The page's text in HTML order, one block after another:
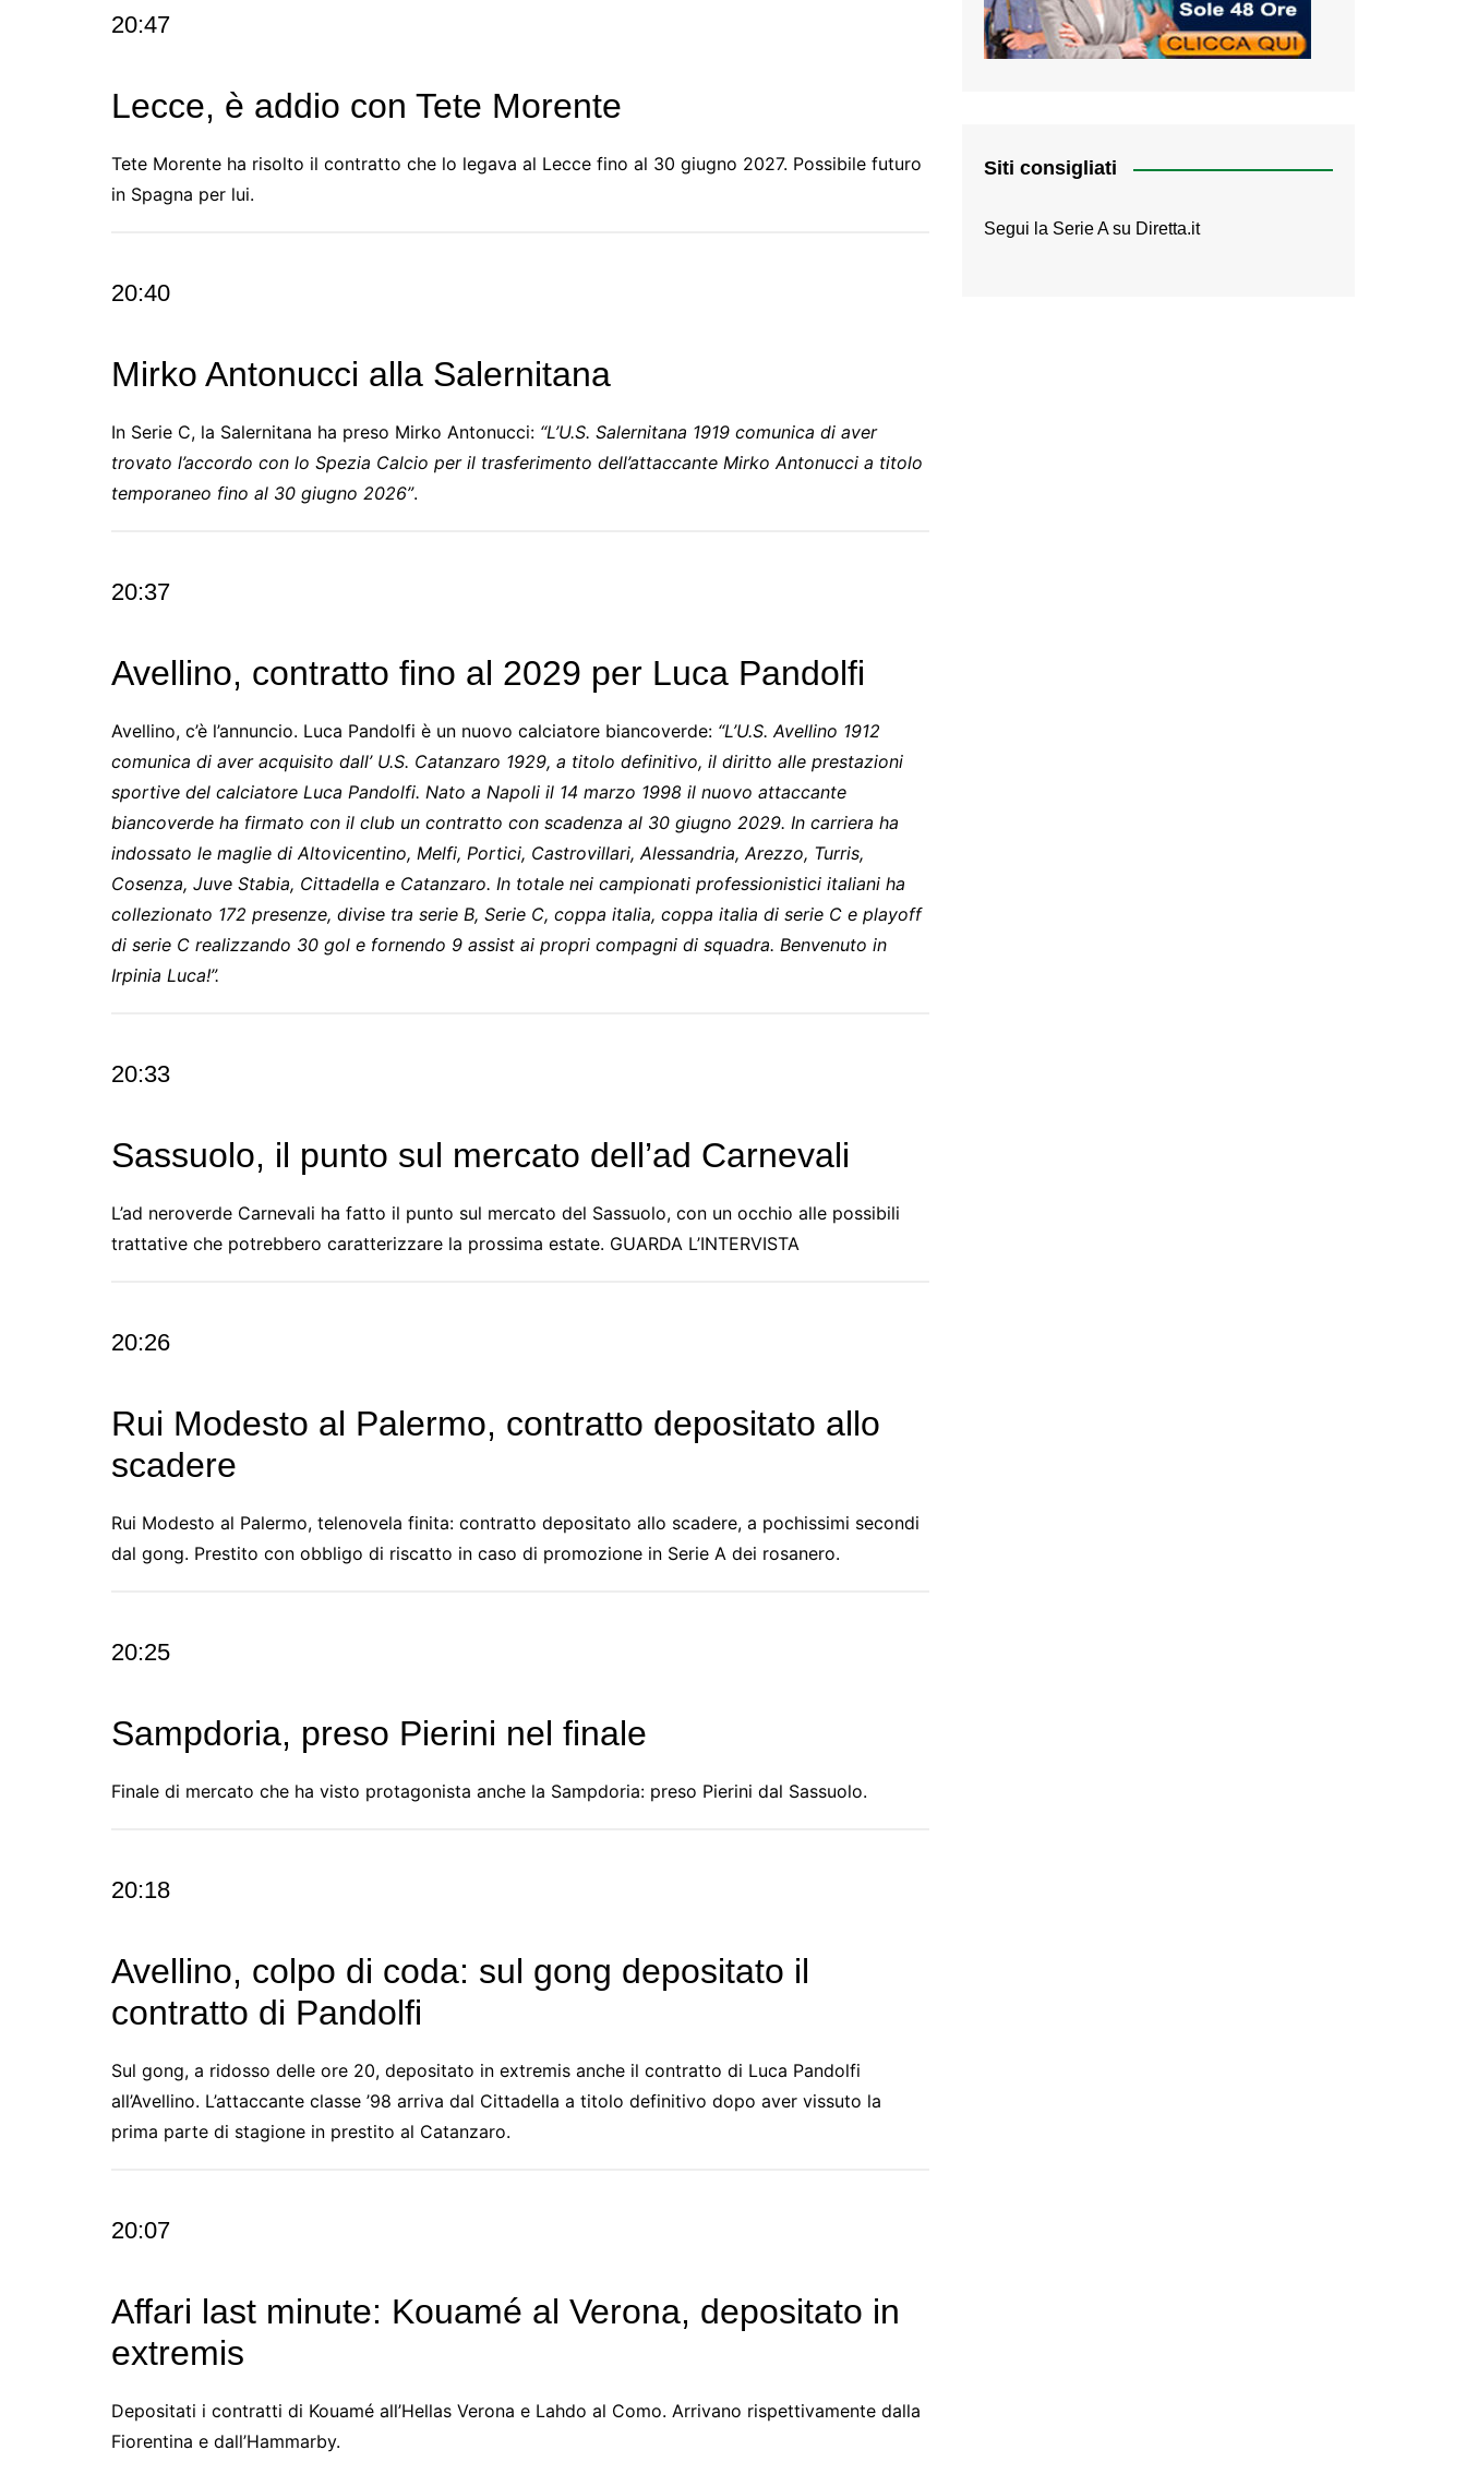
20:47
Lecce, è addio con Tete Morente
Tete Morente ha risolto il contratto che lo legava al Lecce fino al 30 giugno 2027. Possibile futuro
in Spagna per lui.
20:40
Mirko Antonucci alla Salernitana
In Serie C, la Salernitana ha preso Mirko Antonucci: “L’U.S. Salernitana 1919 comunica di aver
trovato l’accordo con lo Spezia Calcio per il trasferimento dell’attaccante Mirko Antonucci a titolo
temporaneo fino al 30 giugno 2026”.
20:37
Avellino, contratto fino al 2029 per Luca Pandolfi
Avellino, c’è l’annuncio. Luca Pandolfi è un nuovo calciatore biancoverde: “L’U.S. Avellino 1912
comunica di aver acquisito dall’ U.S. Catanzaro 1929, a titolo definitivo, il diritto alle prestazioni
sportive del calciatore Luca Pandolfi. Nato a Napoli il 14 marzo 1998 il nuovo attaccante
biancoverde ha firmato con il club un contratto con scadenza al 30 giugno 2029. In carriera ha
indossato le maglie di Altovicentino, Melfi, Portici, Castrovillari, Alessandria, Arezzo, Turris,
Cosenza, Juve Stabia, Cittadella e Catanzaro. In totale nei campionati professionistici italiani ha
collezionato 172 presenze, divise tra serie B, Serie C, coppa italia, coppa italia di serie C e playoff
di serie C realizzando 30 gol e fornendo 9 assist ai propri compagni di squadra. Benvenuto in
Irpinia Luca!”.
20:33
Sassuolo, il punto sul mercato dell’ad Carnevali
L’ad neroverde Carnevali ha fatto il punto sul mercato del Sassuolo, con un occhio alle possibili
trattative che potrebbero caratterizzare la prossima estate. GUARDA L’INTERVISTA
20:26
Rui Modesto al Palermo, contratto depositato allo
scadere
Rui Modesto al Palermo, telenovela finita: contratto depositato allo scadere, a pochissimi secondi
dal gong. Prestito con obbligo di riscatto in caso di promozione in Serie A dei rosanero.
20:25
Sampdoria, preso Pierini nel finale
Finale di mercato che ha visto protagonista anche la Sampdoria: preso Pierini dal Sassuolo.
20:18
Avellino, colpo di coda: sul gong depositato il
contratto di Pandolfi
Sul gong, a ridosso delle ore 20, depositato in extremis anche il contratto di Luca Pandolfi
all’Avellino. L’attaccante classe ’98 arriva dal Cittadella a titolo definitivo dopo aver vissuto la
prima parte di stagione in prestito al Catanzaro.
20:07
Affari last minute: Kouamé al Verona, depositato in
extremis
Depositati i contratti di Kouamé all’Hellas Verona e Lahdo al Como. Arrivano rispettivamente dalla
Fiorentina e dall’Hammarby.
Siti consigliati
Segui la Serie A su Diretta.it